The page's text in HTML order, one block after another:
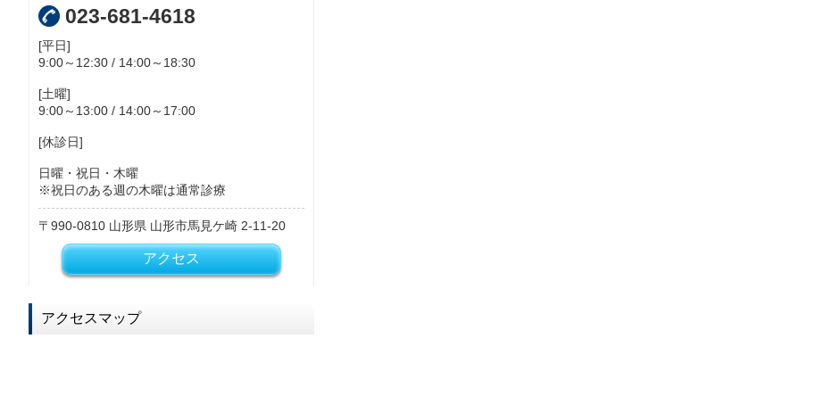
023-681-4618
[平日]
9:00～12:30 / 14:00～18:30
[土曜]
9:00～13:00 / 14:00～17:00
[休診日]
日曜・祝日・木曜
※祝日のある週の木曜は通常診療
990-0810 山形県 山形市馬見ケ崎 2-11-20
アクセス
アクセスマップ